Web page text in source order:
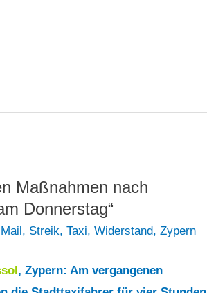
Maßnahmen nach
Donnerstag“
, Streik,Taxi,Widerstand,Zypern
, Zypern: Am vergangenen